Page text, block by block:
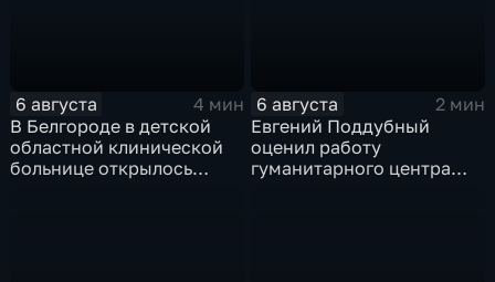
6 августа
4 мин
В Белгороде в детской
областной клинической
больнице открылось
6 августа
2 мин
Евгений Поддубный
оценил работу
гуманитарного центра